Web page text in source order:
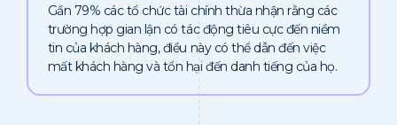
Gần 79% các tổ chức tài chính thừa nhận rằng các
trường hợp gian lận có tác động tiêu cực đến niềm
tin của khách hàng, điều này có thể dẫn đến việc
mất khách hàng và tổn hại đến danh tiếng của họ.